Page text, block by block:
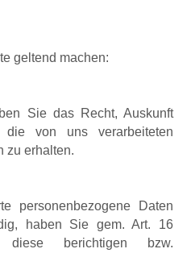
geltend machen:
Sie das Recht, Auskunft
die von uns verarbeiteten
zu erhalten.
personenbezogene Daten
haben Sie gem. Art. 16
berichtigen bzw.